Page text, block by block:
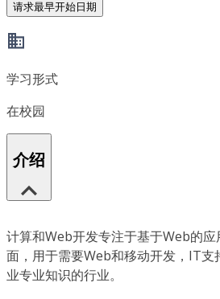
请求最早开始日期
学习形式
在校园
介绍
计算和Web开发专注于基于Web的
面，用于需要Web和移动开发，IT支
业专业知识的行业。